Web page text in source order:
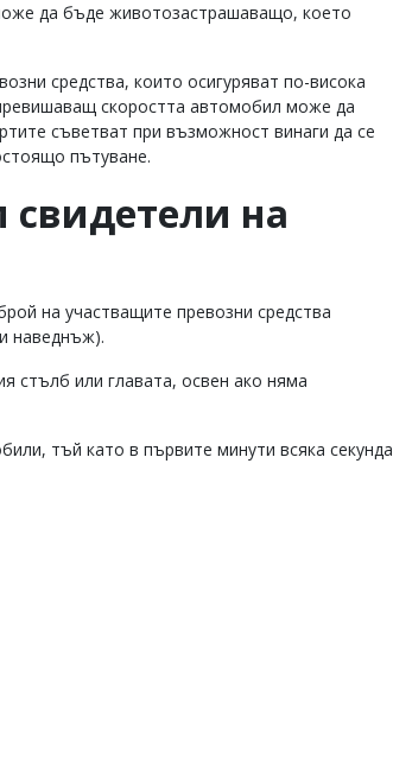
да бъде животозастрашаващо, което
средства, които осигуряват по-висока
скоростта автомобил може да
съветват при възможност винаги да се
пътуване.
свидетели на
на участващите превозни средства
наведнъж).
стълб или главата, освен ако няма
тъй като в първите минути всяка секунда